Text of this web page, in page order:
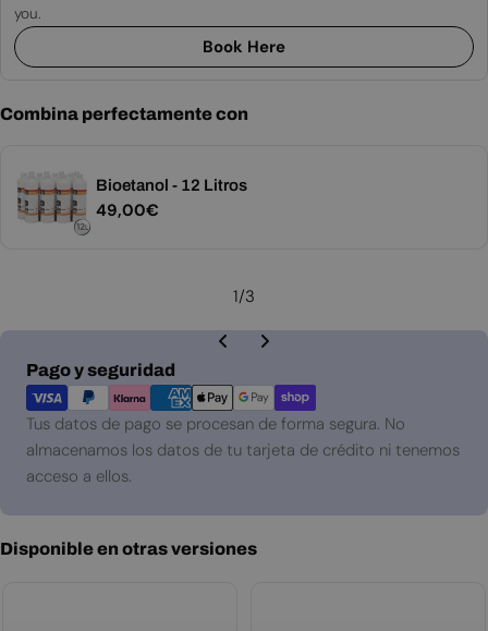
you.
Book Here
Combina perfectamente con
Bioetanol - 12 Litros
Precio
49,00€
1/3
Pago y seguridad
Métodos
de
pago
Tus datos de pago se procesan de forma segura. No
almacenamos los datos de tu tarjeta de crédito ni tenemos
acceso a ellos.
Disponible en otras versiones